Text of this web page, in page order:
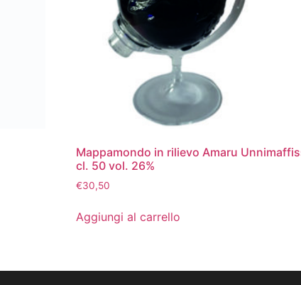
Mappamondo in rilievo Amaru
cl. 50 vol. 26%
€30,50
Aggiungi al carrello